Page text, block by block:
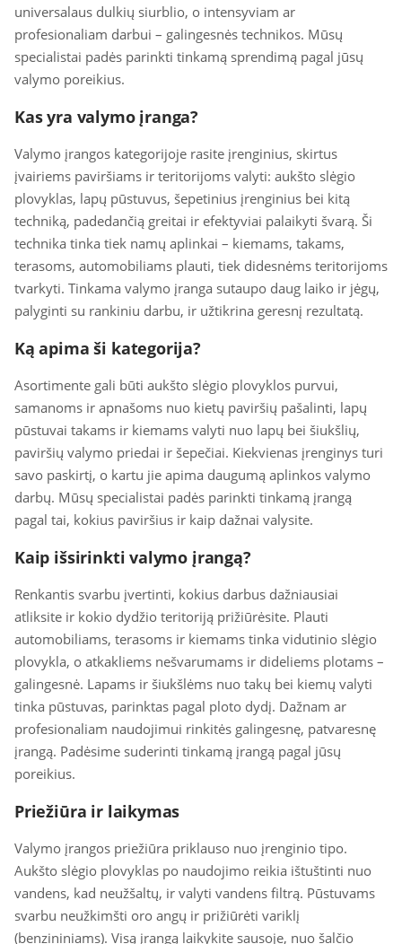
universalaus dulkių siurblio, o intensyviam ar
profesionaliam darbui – galingesnės technikos. Mūsų
specialistai padės parinkti tinkamą sprendimą pagal jūsų
valymo poreikius.
Kas yra valymo įranga?
Valymo įrangos kategorijoje rasite įrenginius, skirtus
įvairiems paviršiams ir teritorijoms valyti: aukšto slėgio
plovyklas, lapų pūstuvus, šepetinius įrenginius bei kitą
techniką, padedančią greitai ir efektyviai palaikyti švarą. Ši
technika tinka tiek namų aplinkai – kiemams, takams,
terasoms, automobiliams plauti, tiek didesnėms teritorijoms
tvarkyti. Tinkama valymo įranga sutaupo daug laiko ir jėgų,
palyginti su rankiniu darbu, ir užtikrina geresnį rezultatą.
Ką apima ši kategorija?
Asortimente gali būti aukšto slėgio plovyklos purvui,
samanoms ir apnašoms nuo kietų paviršių pašalinti, lapų
pūstuvai takams ir kiemams valyti nuo lapų bei šiukšlių,
paviršių valymo priedai ir šepečiai. Kiekvienas įrenginys turi
savo paskirtį, o kartu jie apima daugumą aplinkos valymo
darbų. Mūsų specialistai padės parinkti tinkamą įrangą
pagal tai, kokius paviršius ir kaip dažnai valysite.
Kaip išsirinkti valymo įrangą?
Renkantis svarbu įvertinti, kokius darbus dažniausiai
atliksite ir kokio dydžio teritoriją prižiūrėsite. Plauti
automobiliams, terasoms ir kiemams tinka vidutinio slėgio
plovykla, o atkakliems nešvarumams ir dideliems plotams –
galingesnė. Lapams ir šiukšlėms nuo takų bei kiemų valyti
tinka pūstuvas, parinktas pagal ploto dydį. Dažnam ar
profesionaliam naudojimui rinkitės galingesnę, patvaresnę
įrangą. Padėsime suderinti tinkamą įrangą pagal jūsų
poreikius.
Priežiūra ir laikymas
Valymo įrangos priežiūra priklauso nuo įrenginio tipo.
Aukšto slėgio plovyklas po naudojimo reikia ištuštinti nuo
vandens, kad neužšaltų, ir valyti vandens filtrą. Pūstuvams
svarbu neužkimšti oro angų ir prižiūrėti variklį
(benzininiams). Visą įrangą laikykite sausoje, nuo šalčio